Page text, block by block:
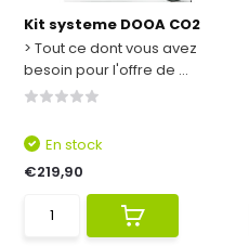
Kit systeme DOOA CO2
> Tout ce dont vous avez
besoin pour l'offre de ...
En stock
€219,90